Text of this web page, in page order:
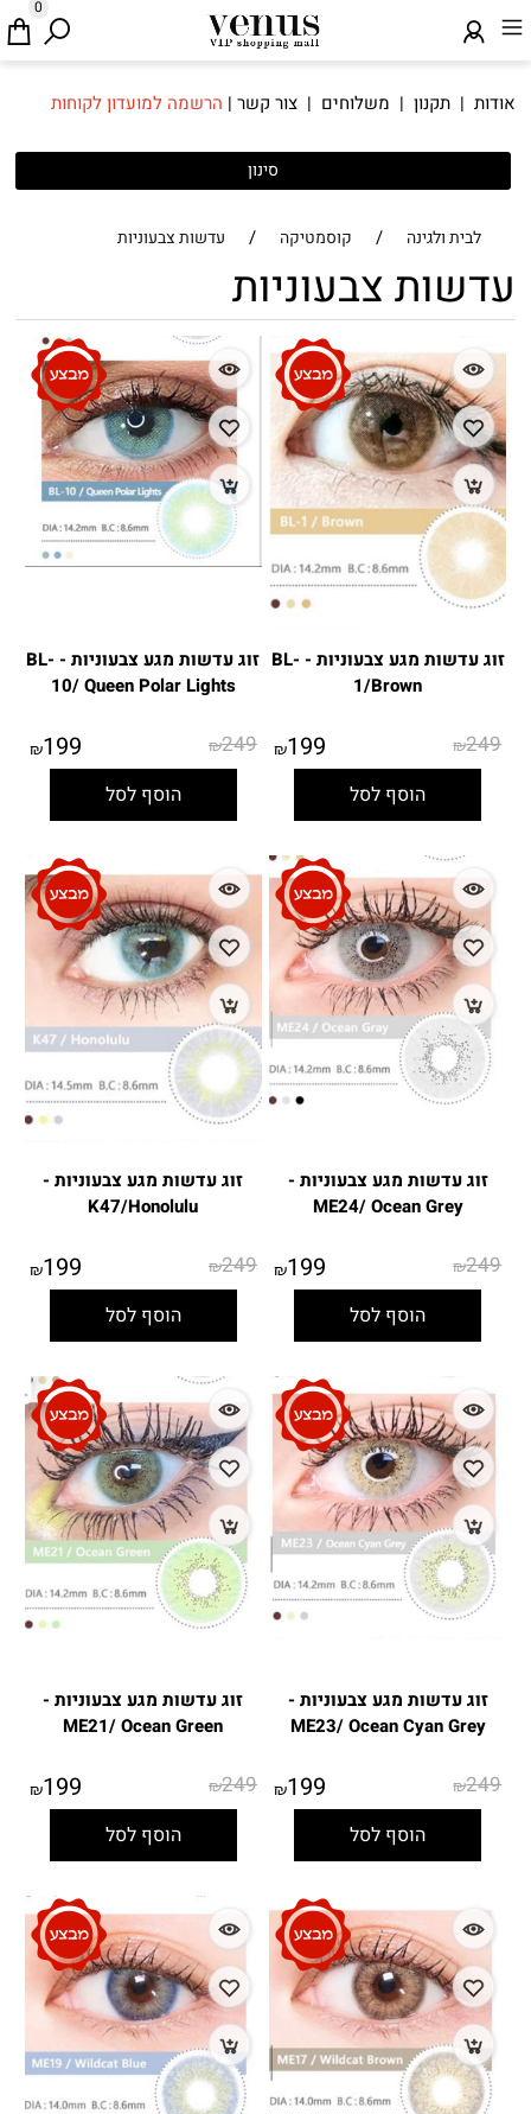
אודות |תקנון | משלוחים |צור קשר | הרשמה למועדון לקוחות
0
סינון
לבית ולגינה / קוסמטיקה / עדשות צבעוניות
עדשות צבעוניות
זוג עדשות מגע צבעוניות - BL-
1/Brown
₪249
₪199
הוסף לסל
זוג עדשות מגע צבעוניות - BL-
10/ Queen Polar Lights
₪249
₪199
הוסף לסל
זוג עדשות מגע צבעוניות -
ME24/ Ocean Grey
₪249
₪199
הוסף לסל
זוג עדשות מגע צבעוניות -
K47/Honolulu
₪249
₪199
הוסף לסל
זוג עדשות מגע צבעוניות -
ME23/ Ocean Cyan Grey
₪249
₪199
הוסף לסל
זוג עדשות מגע צבעוניות -
ME21/ Ocean Green
₪249
₪199
הוסף לסל